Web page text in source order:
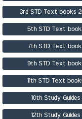
3rd STD Text books
5th STD Text
7th STD Text
9th STD Text
11th STD Text
10th Study Guides
12th Study Guides